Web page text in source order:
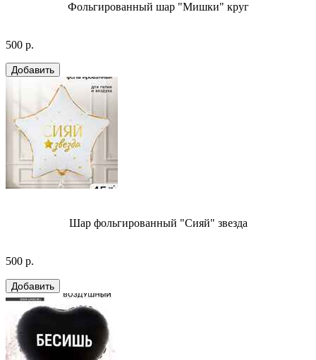
Фольгированный шар "Мишки" круг
500 р.
Шар фольгированный "Сияй" звезда
500 р.